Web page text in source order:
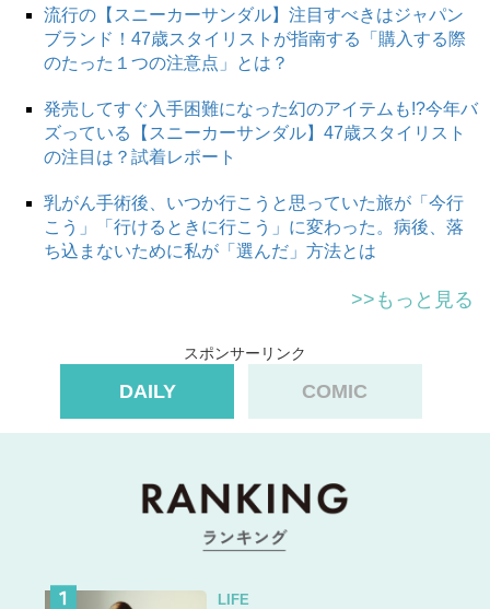
使わなくなったケースや製造過程で発生するプラスチック
ごみ、植物由来のバイオプラスチックを組み合わせたサス
ティナブルなスマホケースを作っています。
私のおすすめは新色グレージュ、エトゥープが仲間入りし
たレザーケースのカスタマイズです（写真左、中央）。6
種類のレイアウトとフォントが選べるので、どんな組み合
わせにするか悩むのも楽しい時間。
写真右のハンドベルト ケースは、スマホの落下防止や、
トや♡から最大5文字まで選べるチャームタイプと、好き
な文字を最大6文字までプリントできるタイプの2種類。
分を変えたいとき、1日に何度も目にするスマホケースを
変えるのはおすすめの方法です。
店舗では使い終わったケースの回収も行っています。回収
るそうです。環境に配慮した取り組みさえも、ともかく
さい。
流行の【スニーカーサンダル】注目すべきはジャパン
ブランド！47歳スタイリストが指南する「購入する際
のたった１つの注意点」とは？
発売してすぐ入手困難になった幻のアイテムも!?今年バ
ズっている【スニーカーサンダル】47歳スタイリスト
の注目は？試着レポート
乳がん手術後、いつか行こうと思っていた旅が「今行
こう」「行けるときに行こう」に変わった。病後、落
ち込まないために私が「選んだ」方法とは
>>もっと見る
スポンサーリンク
DAILY COMIC
LIFE